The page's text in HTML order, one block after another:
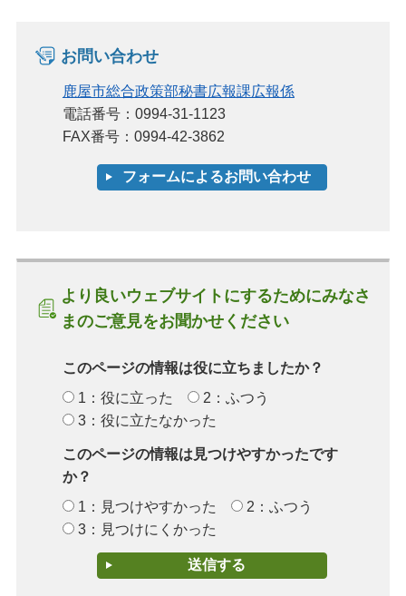
お問い合わせ
鹿屋市総合政策部秘書広報課広報係
電話番号：0994-31-1123
FAX番号：0994-42-3862
より良いウェブサイトにするためにみなさ
まのご意見をお聞かせください
このページの情報は役に立ちましたか？
1：役に立った
2：ふつう
3：役に立たなかった
このページの情報は見つけやすかったです
か？
1：見つけやすかった
2：ふつう
3：見つけにくかった